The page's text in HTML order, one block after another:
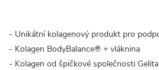
- Unikátní kolagenový produkt pro
- Kolagen BodyBalance® + vláknina
- Kolagen od špičkové společnosti Gelita